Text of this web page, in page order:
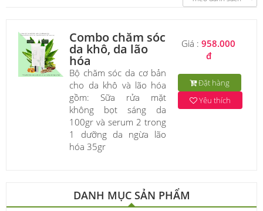
Combo chăm sóc
da khô, da lão
hóa
Bộ chăm sóc da cơ bản
cho da khô và lão hóa
gồm: Sữa rửa mặt
không bọt sáng da
100gr và serum 2 trong
1 dưỡng da ngừa lão
hóa 35gr
Giá :958.000
đ
Đặt hàng
Yêu thích
DANH MỤC SẢN PHẨM